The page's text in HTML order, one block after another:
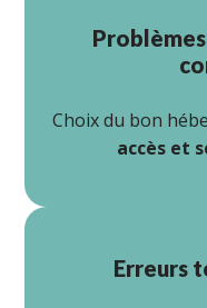
Choix du bon
accès et
Erreurs